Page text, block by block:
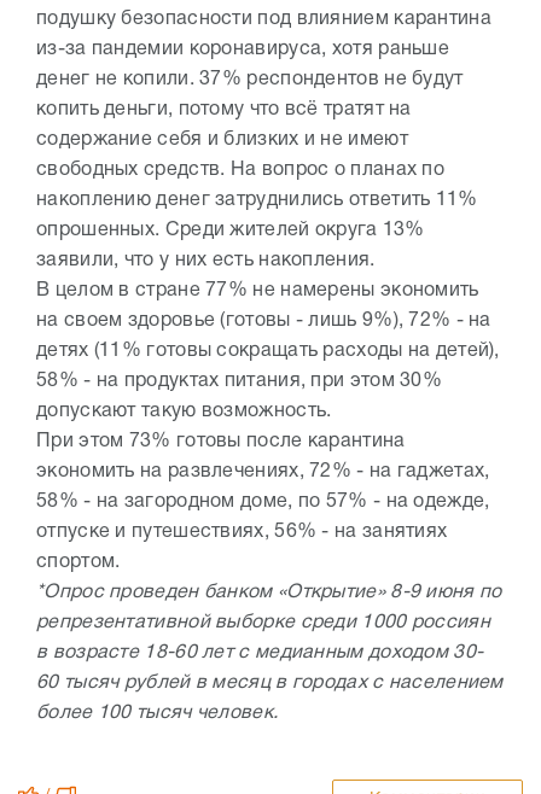
подушку безопасности под влиянием карантина
из-за пандемии коронавируса, хотя раньше
денег не копили. 37% респондентов не будут
копить деньги, потому что всё тратят на
содержание себя и близких и не имеют
свободных средств. На вопрос о планах по
накоплению денег затруднились ответить 11%
опрошенных. Среди жителей округа 13%
заявили, что у них есть накопления.
В целом в стране 77% не намерены экономить
на своем здоровье (готовы - лишь 9%), 72% - на
детях (11% готовы сокращать расходы на детей),
58% - на продуктах питания, при этом 30%
допускают такую возможность.
При этом 73% готовы после карантина
экономить на развлечениях, 72% - на гаджетах,
58% - на загородном доме, по 57% - на одежде,
отпуске и путешествиях, 56% - на занятиях
спортом.
*Опрос проведен банком «Открытие» 8-9 июня по
репрезентативной выборке среди 1000 россиян
в возрасте 18-60 лет с медианным доходом 30-
60 тысяч рублей в месяц в городах с населением
более 100 тысяч человек.